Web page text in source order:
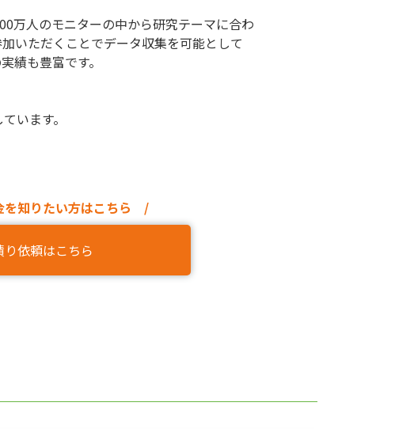
万人のモニターの中から研究テーマに合わ
いただくことでデータ収集を可能として
績も豊富です。
います。
知りたい方はこちら /
り依頼はこちら